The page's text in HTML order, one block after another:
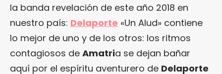
la banda revelación de este año 2018 en
nuestro país: Delaporte «Un Alud» contiene
lo mejor de uno y de los otros: los ritmos
contagiosos de Amatria se dejan bañar
aquí por el espíritu aventurero de Delaporte